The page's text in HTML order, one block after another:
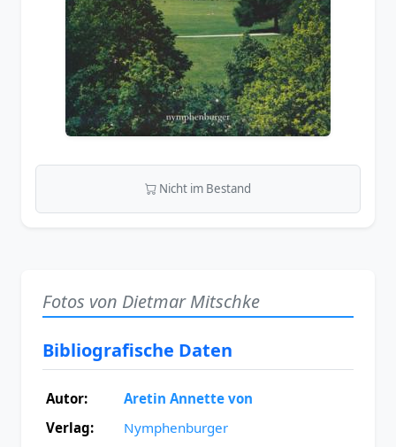
Nicht im Bestand
Fotos von Dietmar Mitschke
Bibliografische Daten
Autor:
Aretin Annette von
Verlag:
Nymphenburger